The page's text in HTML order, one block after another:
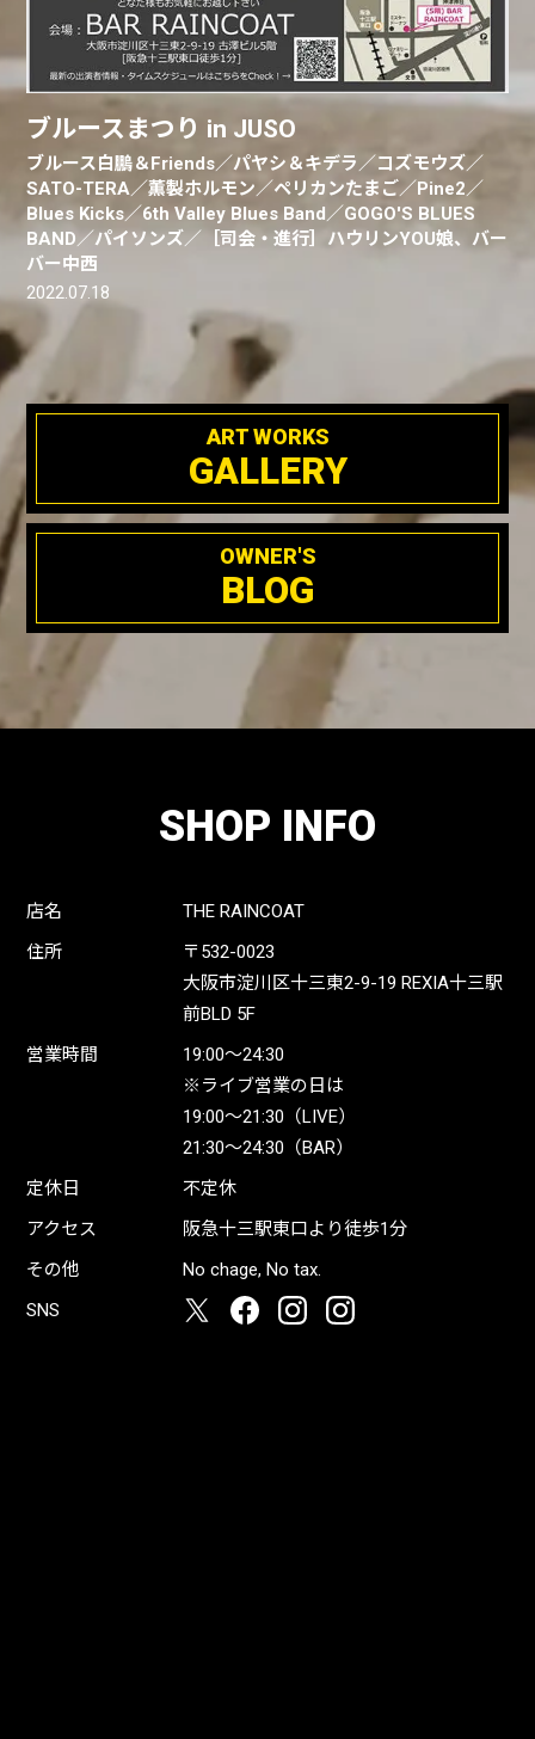
ブルースまつり in JUSO
ブルース白鵬＆Friends／パヤシ＆キデラ／コズモウズ／
SATO-TERA／薫製ホルモン／ペリカンたまご／Pine2／
Blues Kicks／6th Valley Blues Band／GOGO'S BLUES
BAND／パイソンズ／［司会・進行］ハウリンYOU娘、バー
バー中西
2022.07.18
ART WORKS
GALLERY
OWNER'S
BLOG
SHOP INFO
店名
THE RAINCOAT
住所
〒532-0023
大阪市淀川区十三東2-9-19 REXIA十三駅
前BLD 5F
営業時間
19:00〜24:30
※ライブ営業の日は
19:00〜21:30（LIVE）
21:30〜24:30（BAR）
定休日
不定休
アクセス
阪急十三駅東口より徒歩1分
その他
No chage, No tax.
SNS